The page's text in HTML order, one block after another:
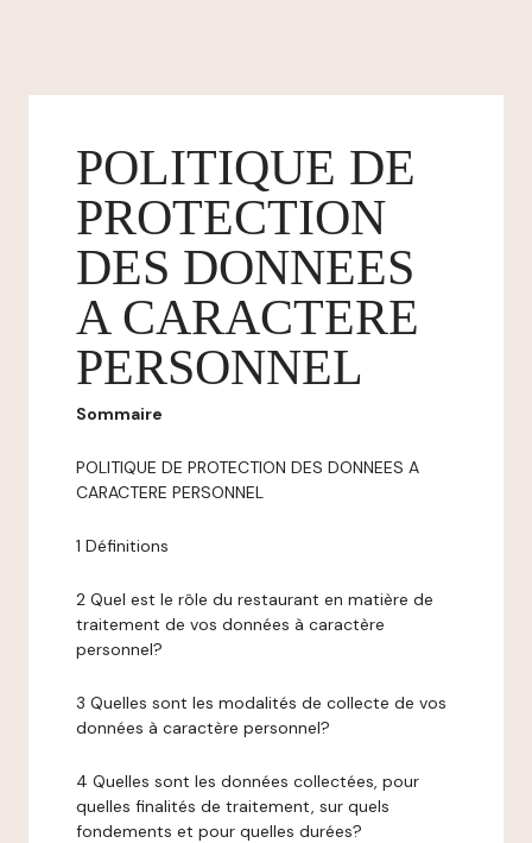
POLITIQUE DE
PROTECTION
DES DONNEES
A CARACTERE
PERSONNEL
Sommaire
POLITIQUE DE PROTECTION DES DONNEES A
CARACTERE PERSONNEL
1 Définitions
2 Quel est le rôle du restaurant en matière de
traitement de vos données à caractère
personnel?
3 Quelles sont les modalités de collecte de vos
données à caractère personnel?
4 Quelles sont les données collectées, pour
quelles finalités de traitement, sur quels
fondements et pour quelles durées?